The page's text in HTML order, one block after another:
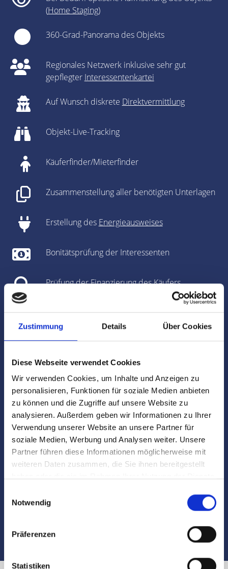
Zustimmung Details Über Cookies
Diese Webseite verwendet Cookies
Wir verwenden Cookies, um Inhalte und Anzeigen zu
personalisieren, Funktionen für soziale Medien anbieten
zu können und die Zugriffe auf unsere Website zu
analysieren. Außerdem geben wir Informationen zu Ihrer
Verwendung unserer Website an unsere Partner für
soziale Medien, Werbung und Analysen weiter. Unsere
Partner führen diese Informationen möglicherweise mit
weiteren Daten zusammen, die Sie ihnen bereitgestellt
Notwendig
Präferenzen
Statistiken
(Home Staging)
360-Grad-Panorama des Objekts
Regionales Netzwerk inklusive sehr gut
gepflegter Interessentenkartei
Auf Wunsch diskrete Direktvermittlung
Objekt-Live-Tracking
Käuferfinder/Mieterfinder
Zusammenstellung aller benötigten Unterlagen
Erstellung des Energieausweises
Bonitätsprüfung der Interessenten
Prüfung der Finanzierung des Käufers
Unterstützung bei den Vertragsverhandlungen
Vorbereitung des Kaufvertrages/Mietvertrages
Vorbereitung und Koordinierung des
Notartermins
Marktdaten
Besichtigungen
Begleitung und Unterstützung bei der Objekt-
Übergabe
Auch nach dem Verkauf sind wir für Sie da